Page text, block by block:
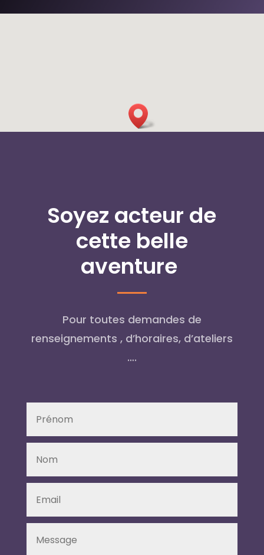
Soyez acteur de
cette belle
aventure
Pour toutes demandes de
renseignements , d’horaires, d’ateliers
….